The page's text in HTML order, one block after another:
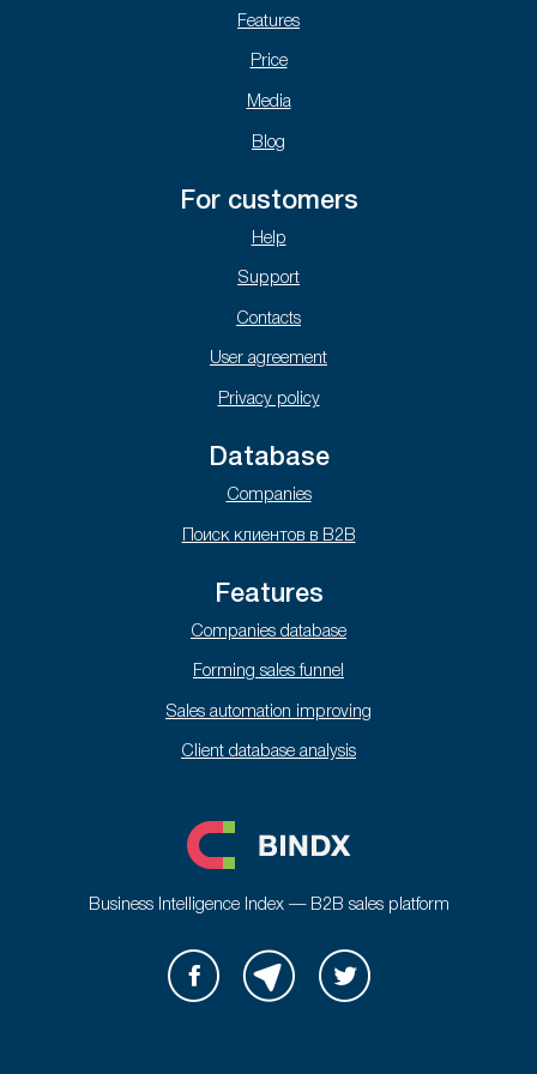
Features
Price
Media
Blog
For customers
Help
Support
Contacts
User agreement
Privacy policy
Database
Companies
Поиск клиентов в B2B
Features
Companies database
Forming sales funnel
Sales automation improving
Client database analysis
Business Intelligence Index — B2B sales platform